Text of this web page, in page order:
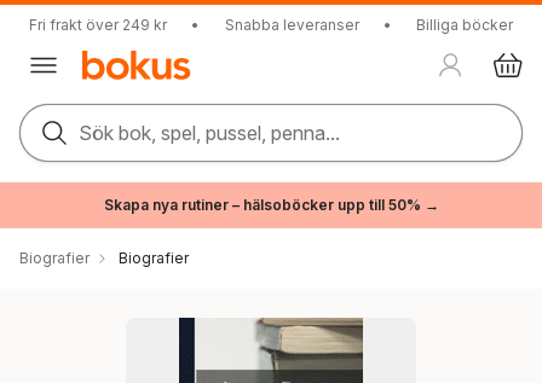
Fri frakt över 249 kr • Snabba leveranser • Billiga böcker
Sök bok, spel, pussel, penna...
Skapa nya rutiner – hälsoböcker upp till 50% →
Biografier Biografier